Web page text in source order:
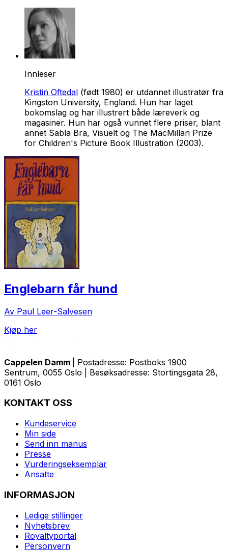
Innleser
Kristin Oftedal (født 1980) er utdannet illustratør fra
Kingston University, England. Hun har laget
bokomslag og har illustrert både læreverk og
magasiner. Hun har også vunnet flere priser, blant
annet Sabla Bra, Visuelt og The MacMillan Prize
for Children's Picture Book Illustration (2003).
Englebarn får hund
Av Paul Leer-Salvesen
Kjøp her
Cappelen Damm
| Postadresse: Postboks 1900
Sentrum, 0055 Oslo | Besøksadresse: Stortingsgata 28,
0161 Oslo
KONTAKT OSS
Kundeservice
Min side
Send inn manus
Presse
Vurderingseksemplar
Ansatte
INFORMASJON
Ledige stillinger
Nyhetsbrev
Royaltyportal
Personvern